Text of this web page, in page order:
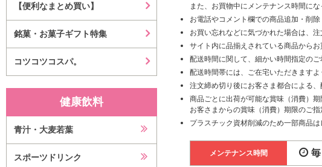
【便利なまとめ買い】
銘菓・お菓子ギフト特集
コツコツコスパ。
健康飲料
青汁・大麦若葉
スポーツドリンク
また、お買物中にメンテナンス時間に
お電話やコメント欄での商品追加・削
お買い忘れなどに気づかれた場合は、
サイト内に品揃えされている商品から
配送時間に関して、細かい時間指定の
配送時間帯には、ご在宅いただきますよ
注文締め切り後にお客さま都合による
商品ごとに出荷が可能な賞味（消費）
お客さまからの賞味（消費）期限のご指
プラスチック資材削減のため一部商品
メンテナンス時間 毎